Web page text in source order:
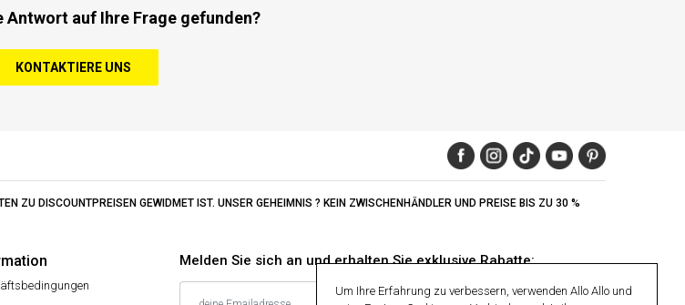
Antwort auf Ihre Frage gefunden?
KONTAKTIERE UNS
ZU DISCOUNTPREISEN GEWIDMET IST. UNSER GEHEIMNIS ? KEIN ZWISCHENHÄNDLER UND PREISE BIS ZU 30 %
Melden Sie sich an und erhalten Sie exklusive Rabatte:
Um Ihre Erfahrung zu verbessern, verwenden Allo Allo und